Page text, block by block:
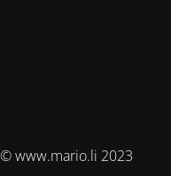
© www.mario.li 2023